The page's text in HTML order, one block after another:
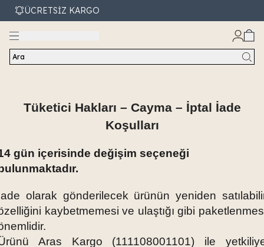
ÜCRETSİZ KARGO
Ara
Tüketici Hakları – Cayma – İptal İade
Koşulları
gün içerisinde değişim seçeneği
olarak gönderilecek ürünün yeniden
kaybetmemesi ve ulaştığı gibi
Aras Kargo (111108001101) ile